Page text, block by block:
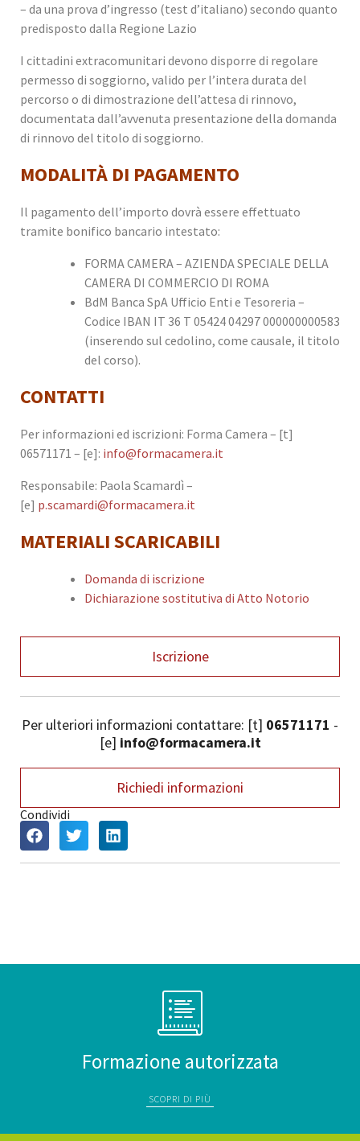
– da una prova d’ingresso (test d’italiano) secondo quanto
predisposto dalla Regione Lazio
I cittadini extracomunitari devono disporre di regolare
permesso di soggiorno, valido per l’intera durata del
percorso o di dimostrazione dell’attesa di rinnovo,
documentata dall’avvenuta presentazione della domanda
di rinnovo del titolo di soggiorno.
MODALITÀ DI PAGAMENTO
Il pagamento dell’importo dovrà essere effettuato
tramite bonifico bancario intestato:
FORMA CAMERA – AZIENDA SPECIALE DELLA
CAMERA DI COMMERCIO DI ROMA
BdM Banca SpA Ufficio Enti e Tesoreria –
Codice IBAN IT 36 T 05424 04297 000000000583
(inserendo sul cedolino, come causale, il titolo
del corso).
CONTATTI
Per informazioni ed iscrizioni: Forma Camera – [t]
06571171 – [e]: info@formacamera.it
Responsabile: Paola Scamardì –
[e] p.scamardi@formacamera.it
MATERIALI SCARICABILI
Domanda di iscrizione
Dichiarazione sostitutiva di Atto Notorio
Iscrizione
Per ulteriori informazioni contattare: [t] 06571171 -
[e] info@formacamera.it
Richiedi informazioni
Condividi
Formazione autorizzata
SCOPRI DI PIÙ